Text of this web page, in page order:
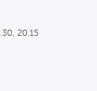
20.15